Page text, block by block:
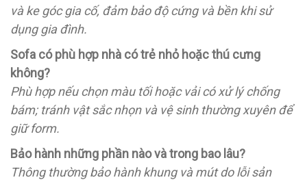
và ke góc gia cố, đảm bảo độ cứng và bền khi sử
dụng gia đình.
Sofa có phù hợp nhà có trẻ nhỏ hoặc thú cưng
không?
Phù hợp nếu chọn màu tối hoặc vải có xử lý chống
bám; tránh vật sắc nhọn và vệ sinh thường xuyên để
giữ form.
Bảo hành những phần nào và trong bao lâu?
Thông thường bảo hành khung và mút do lỗi sản